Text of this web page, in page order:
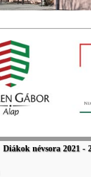
Diákok névsora 2021 -